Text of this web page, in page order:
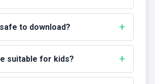
to download?
suitable for kids?